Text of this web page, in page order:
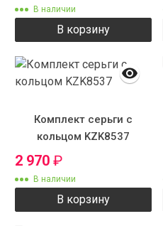
В наличии
В корзину
Комплект серьги с
кольцом KZK8537
2 970 ₽
В наличии
В корзину